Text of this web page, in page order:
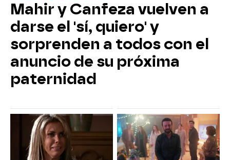
Mahir y Canfeza vuelven a
darse el 'sí, quiero' y
sorprenden a todos con el
anuncio de su próxima
paternidad